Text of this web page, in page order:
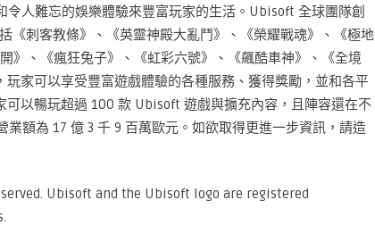
人難忘的娛樂體驗來豐富玩家的生活。Ubisoft 全球團隊創
《刺客教條》、《英靈神殿大亂鬥》、《榮耀戰魂》、《極地
》、《瘋狂兔子》、《虹彩六號》、《飆酷車神》、《全境
家可以享受豐富遊戲體驗的各種服務、獲得獎勵，並和各平
以暢玩超過 100 款 Ubisoft 遊戲與擴充內容，且陣容還在不
額為 17 億 3 千 9 百萬歐元。如欲取得更進一步資訊，請造
Ubisoft and the Ubisoft logo are registered